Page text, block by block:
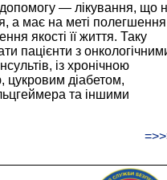
— лікування, що
а має на меті полегшення
якості її життя. Таку
пацієнти з
із хронічною
цукровим діабетом,
та іншими